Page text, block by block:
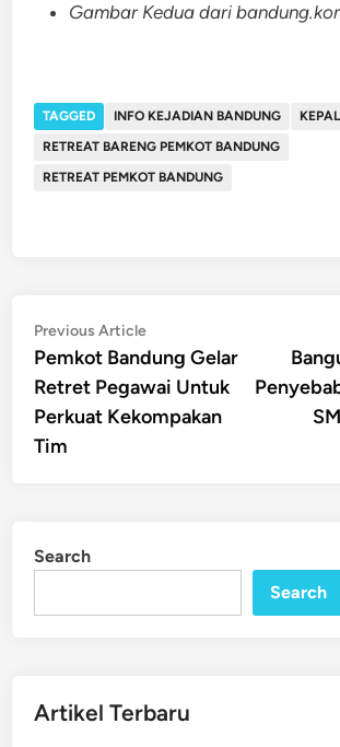
Gambar Kedua dari
TAGGED INFO KEJADIAN BANDUNG
RETREAT BARENG PEMKOT BANDUNG
RETREAT PEMKOT BANDUNG
Post
navigation
Previous ArticlePrevious
article:
Pemkot Bandung Gelar
Retret Pegawai Untuk
Perkuat Kekompakan
Tim
Search
Search
Artikel Terbaru